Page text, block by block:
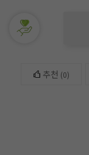
추천 (0)